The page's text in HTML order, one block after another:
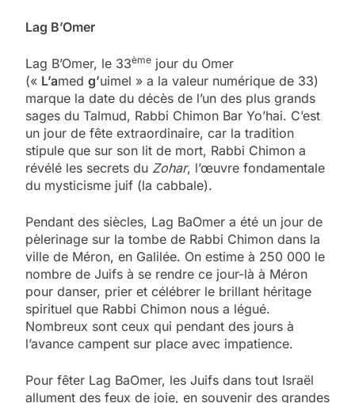
Lag B’Omer
Lag B’Omer, le 33ème jour du Omer
(« L’amed g’uimel » a la valeur numérique de 33)
marque la date du décès de l’un des plus grands
sages du Talmud, Rabbi Chimon Bar Yo’hai. C’est
un jour de fête extraordinaire, car la tradition
stipule que sur son lit de mort, Rabbi Chimon a
révélé les secrets du Zohar, l’œuvre fondamentale
du mysticisme juif (la cabbale).
Pendant des siècles, Lag BaOmer a été un jour de
pèlerinage sur la tombe de Rabbi Chimon dans la
ville de Méron, en Galilée. On estime à 250 000 le
nombre de Juifs à se rendre ce jour-là à Méron
pour danser, prier et célébrer le brillant héritage
spirituel que Rabbi Chimon nous a légué.
Nombreux sont ceux qui pendant des jours à
l’avance campent sur place avec impatience.
Pour fêter Lag BaOmer, les Juifs dans tout Israël
allument des feux de joie, en souvenir des grandes